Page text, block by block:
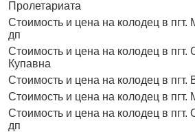
Пролетариата
Стоимость и цена на колодец в пгт.
дп
Стоимость и цена на колодец в пгт.
Купавна
Стоимость и цена на колодец в пгт.
Стоимость и цена на колодец в пгт.
Стоимость и цена на колодец в пгт.
дп